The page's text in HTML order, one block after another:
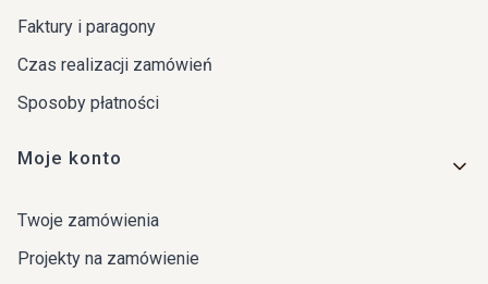
Faktury i paragony
Czas realizacji zamówień
Sposoby płatności
Moje konto
Twoje zamówienia
Projekty na zamówienie